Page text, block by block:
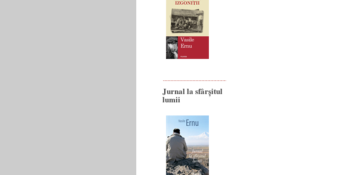
Jurnal la sfârșitul
lumii